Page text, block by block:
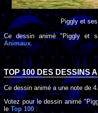
Piggly et
Ce dessin animé "Piggly et
Animaux.
TOP 100 DESDESSINS
Ce dessin animé a une note de
Votez pour le dessin animé
le Top 100: